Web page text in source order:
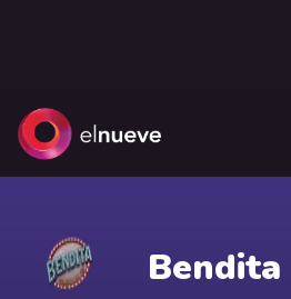
Bendita